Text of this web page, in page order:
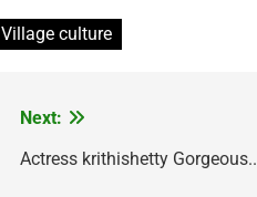
Village culture
Next:
Actress krithishetty Gorgeous..